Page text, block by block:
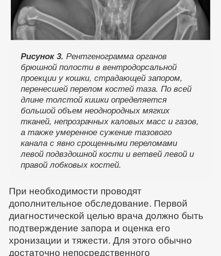
Рисунок 3. Рентгенограмма органов
брюшной полости в вентродорсальной
проекции у кошки, страдающей запором,
перенесшей перелом костей таза. По всей
длине толстой кишки определяется
большой объем неоднородных мягких
тканей, непрозрачных каловых масс и газов,
а также умеренное сужение тазового
канала с явно срощенными переломами
левой подвздошной кости и ветвей левой и
правой лобковых костей.
При необходимости проводят
дополнительное обследование. Первой
диагностической целью врача должно быть
подтверждение запора и оценка его
хронизации и тяжести. Для этого обычно
достаточно непосредственного